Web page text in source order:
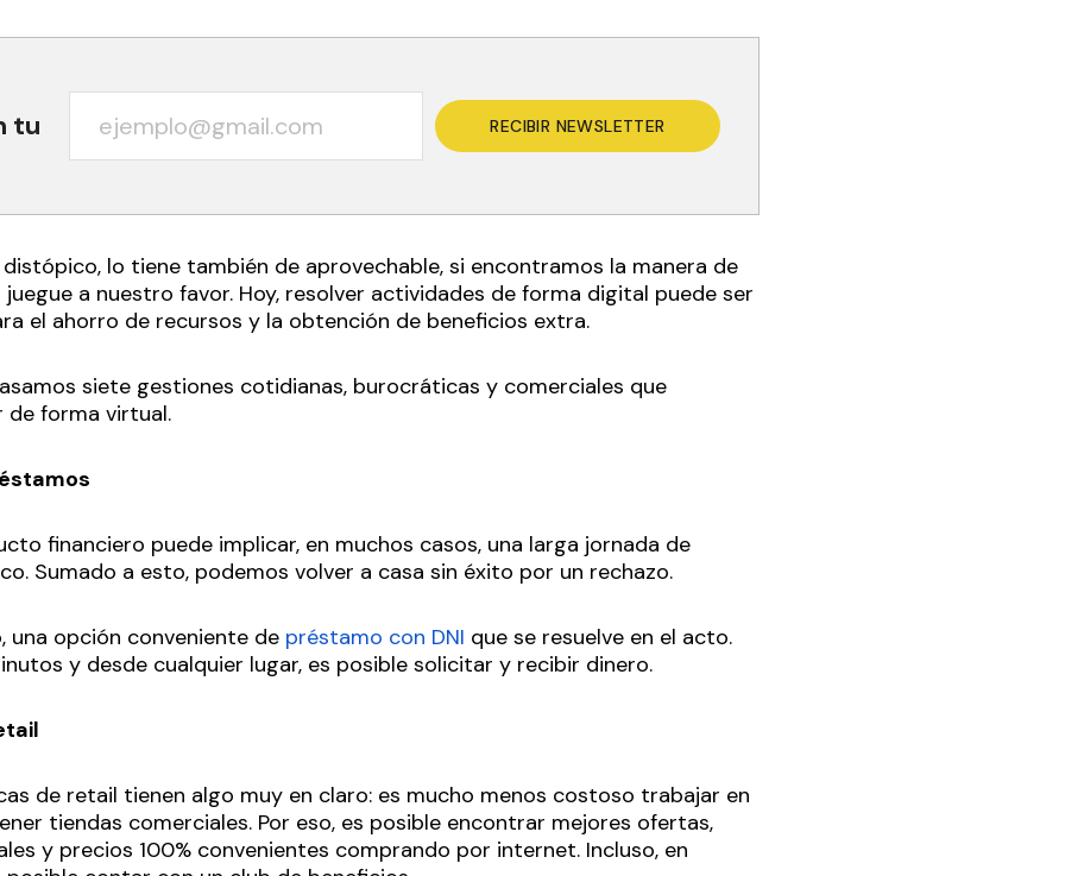
tu RECIBIR NEWSLETTER
distópico, lo tiene también de aprovechable, si encontramos la manera de
a nuestro favor. Hoy, resolver actividades de forma digital puede ser
el ahorro de recursos y la obtención de beneficios extra.
siete gestiones cotidianas, burocráticas y comerciales que
de forma virtual.
financiero puede implicar, en muchos casos, una larga jornada de
Sumado a esto, podemos volver a casa sin éxito por un rechazo.
una opción conveniente de préstamo con DNI que se resuelve en el acto.
y desde cualquier lugar, es posible solicitar y recibir dinero.
de retail tienen algo muy en claro: es mucho menos costoso trabajar en
tiendas comerciales. Por eso, es posible encontrar mejores ofertas,
y precios 100% convenientes comprando por internet. Incluso, en